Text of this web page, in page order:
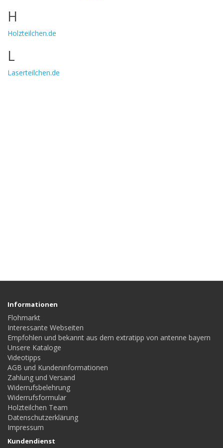
H
Holzteilchen.de
L
Laserteilchen.de
Informationen
Flohmarkt
Interessante Webseiten
Empfohlen und bekannt aus dem extratipp von antenne bayern
Unsere Kataloge
Videotipps
AGB und Kundeninformationen
Zahlung und Versand
Widerrufsbelehrung
Widerrufsformular
Holzteilchen Team
Datenschutzerklärung
Impressum
Kundendienst